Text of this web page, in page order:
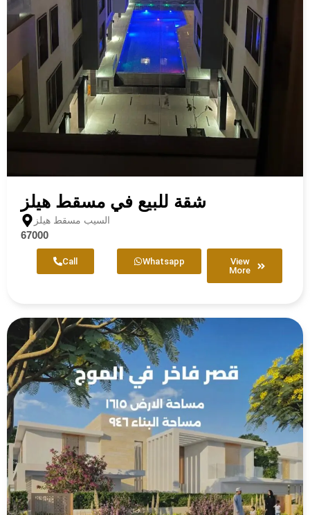
شقة للبيع في مسقط هيلز
السيب مسقط هيلز
67000
Call Whatsapp
View
More